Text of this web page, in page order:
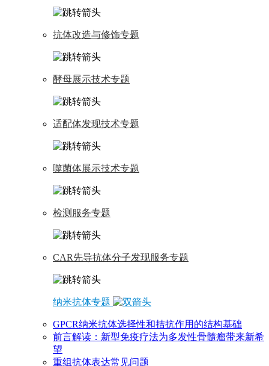
抗体改造与修饰专题
酵母展示技术专题
适配体发现技术专题
噬菌体展示技术专题
检测服务专题
CAR先导抗体分子发现服务专题
纳米抗体专题
GPCR纳米抗体选择性和拮抗作用的结构基础
前言解读：新型免疫疗法为多发性骨髓瘤带来新希
望
重组抗体表达常见问题